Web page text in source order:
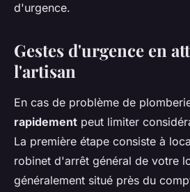
d'urgence.
Gestes d'urgence en
l'artisan
En cas de problème de
rapidement peut limiter
La première étape consiste à
robinet d'arrêt général de votre
généralement situé près du